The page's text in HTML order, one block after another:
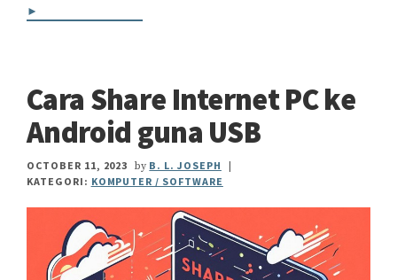
►
Cara Share Internet PC ke
Android guna USB
OCTOBER 11, 2023 by B. L. JOSEPH
KATEGORI: KOMPUTER / SOFTWARE